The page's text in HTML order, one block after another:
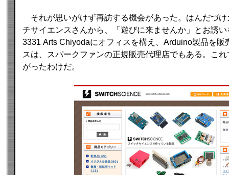
それが思いがけず再訪する機会があった。はんだづ
チサイエンスさんから、「遊びに来ませんか」とお誘
3331 Arts Chiyodaにオフィスを構え、Arduino製品を販
スは、スパークファンの正規販売代理店でもある。こ
がったわけだ。